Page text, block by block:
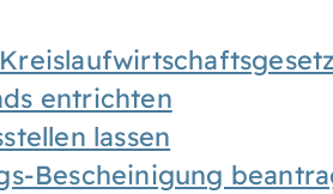
entrichten
lassen
Bescheinigung